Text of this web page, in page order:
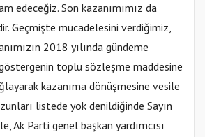
edeceğiz. Son kazanımımız da
Geçmişte mücadelesini verdiğimiz,
2018 yılında gündeme
toplu sözleşme maddesine
kazanıma dönüşmesine vesile
listede yok denildiğinde Sayın
Ak Parti genel başkan yardımcısı